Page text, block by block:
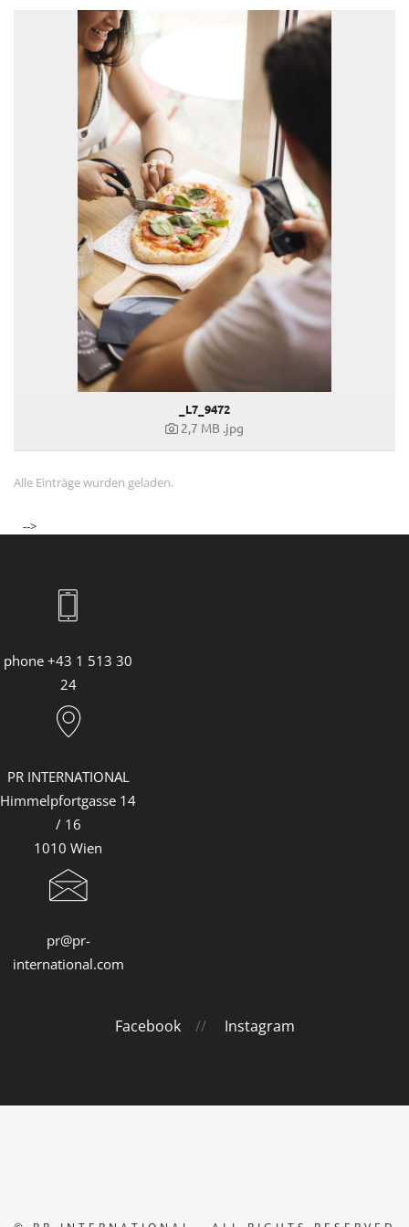
_L7_9472
2,7 MB .jpg
Alle Einträge wurden geladen.
-->
phone +43 1 513 30
24
PR INTERNATIONAL
Himmelpfortgasse 14
/ 16
1010 Wien
pr@pr-
international.com
Facebook// Instagram